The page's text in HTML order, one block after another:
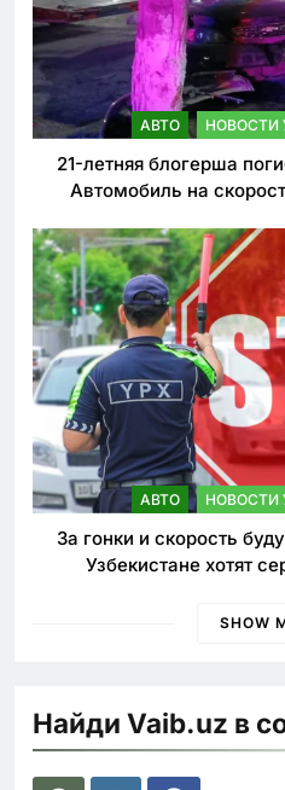
АВТО НОВОСТИ
21-летняя блогерша
Автомобиль на
АВТО НОВОСТИ
За гонки и скорость
Узбекистане хотят
SHOW
Найди Vaib.uz в